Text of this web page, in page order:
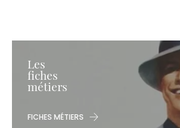
Les
fiches
métiers
FICHES MÉTIERS